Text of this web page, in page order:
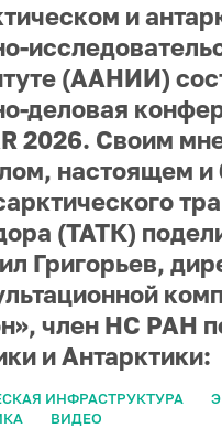
и
(ААНИИ)
деловая
2026. Cвоим
настоящем и
(ТАТК)
Григорьев,
член НС РАН
и Антарктики:
ИНФРАСТРУКТУРА
ВИДЕО